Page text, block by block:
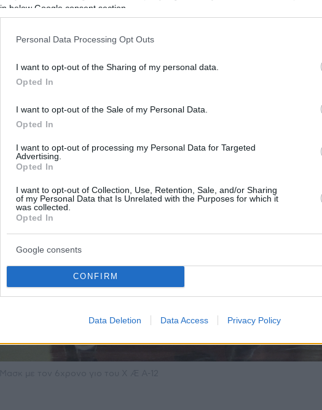
in below Google consent section.
Personal Data Processing Opt Outs
I want to opt-out of the Sharing of my personal data.
Opted In
I want to opt-out of the Sale of my Personal Data.
Opted In
I want to opt-out of processing my Personal Data for Targeted
Advertising.
Opted In
I want to opt-out of Collection, Use, Retention, Sale, and/or Sharing
of my Personal Data that Is Unrelated with the Purposes for which it
was collected.
Opted In
Google consents
CONFIRM
Data Deletion Data Access Privacy Policy